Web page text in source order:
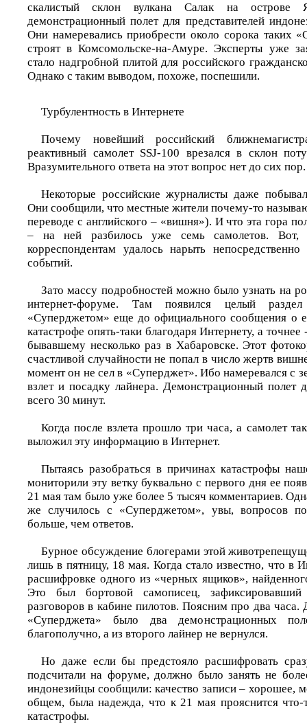
скалистый склон вулкана Салак на острове
демонстрационный полет для представителей
Они намеревались приобрести около сорока таких
строят в Комсомольске-на-Амуре. Эксперты уже
стало надгробной плитой для российского
Однако с таким выводом, похоже, поспешили.
Турбулентность в Интернете
Почему новейший российский
реактивный самолет SSJ-100 врезался в склон
Вразумительного ответа на этот вопрос нет до сих пор.
Некоторые российские журналисты даже
Они сообщили, что местные жители почему-то
переводе с английского – «вишня»). И что эта гора
– на ней разбилось уже семь самолетов.
корреспондентам удалось нарыть
событий.
Зато массу подробностей можно было узнать на
интернет-форуме. Там появился целый
«Суперджетом» еще до официального сообщения о
катастрофе опять-таки благодаря Интернету, а
бывавшему несколько раз в Хабаровске. Этот
счастливой случайности не попал в число жертв
момент он не сел в «Суперджет». Ибо намеревался с
взлет и посадку лайнера. Демонстрационный полет
всего 30 минут.
Когда после взлета прошло три часа, а самолет
выложил эту информацию в Интернет.
Пытаясь разобраться в причинах катастрофы
мониторили эту ветку буквально с первого дня ее
21 мая там было уже более 5 тысяч комментариев.
же случилось с «Суперджетом», увы, вопросов
больше, чем ответов.
Бурное обсуждение блогерами этой
лишь в пятницу, 18 мая. Когда стало известно, что в
расшифровке одного из «черных ящиков»,
Это был бортовой самописец,
разговоров в кабине пилотов. Поясним про два
«Суперджета» было два демонстрационных
благополучно, а из второго лайнер не вернулся.
Но даже если бы предстояло расшифровать
подсчитали на форуме, должно было занять не
индонезийцы сообщили: качество записи – хорошее,
общем, была надежда, что к 21 мая прояснится
катастрофы.